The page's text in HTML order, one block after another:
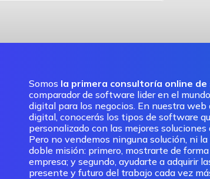
Somos la primera consultoría online
comparador de software lider en el
digital para los negocios. En nuestra
digital, conocerás los tipos de software
personalizado con las mejores
Pero no vendemos ninguna solución, ni
doble misión: primero, mostrarte de
empresa; y segundo, ayudarte a adquirir
presente y futuro del trabajo cada vez